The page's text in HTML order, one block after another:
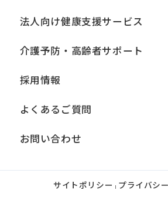
法人向け健康支援サービス
介護予防・高齢者サポート
採用情報
よくあるご質問
お問い合わせ
サイトポリシー | プライバシ